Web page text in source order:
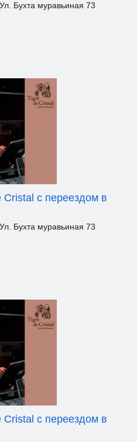
Бухта муравьиная 73
Cristal с переездом в
Бухта муравьиная 73
Cristal с переездом в